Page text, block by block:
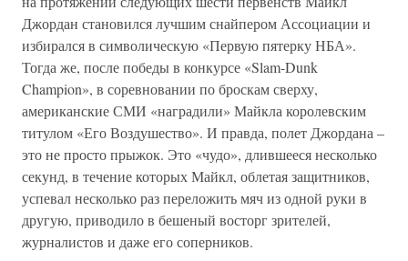
Джордан становился лучшим снайпером Ассоциации и
избирался в символическую «Первую пятерку НБА».
Тогда же, после победы в конкурсе «Slam-Dunk
Champion», в соревновании по броскам сверху,
американские СМИ «наградили» Майкла королевским
титулом «Его Воздушество». И правда, полет Джордана –
это не просто прыжок. Это «чудо», длившееся несколько
секунд, в течение которых Майкл, облетая защитников,
успевал несколько раз переложить мяч из одной руки в
другую, приводило в бешеный восторг зрителей,
журналистов и даже его соперников.